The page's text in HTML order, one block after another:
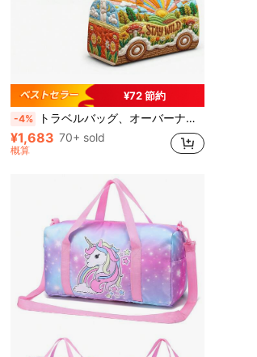
¥72 節約
-4% トラベルバッグ、オーバーナイトバッグ、ウィークエンドバッグ、スリープオーバーバッグ、ジムバッグ、ダンスバッグ、ギフト。2Dフラットプリントと刺繍、刺繍なし。
¥1,683 70+ sold
概算